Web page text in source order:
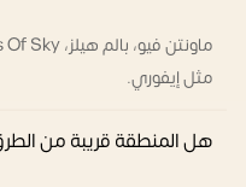
مثل إيفوري.
هل المنطقة قريبة من